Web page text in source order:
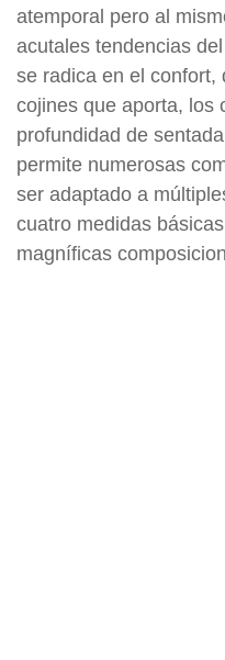
atemporal pero al
acutales tendencias
se radica en el
cojines que aporta, los
profundidad de
permite numerosas
ser adaptado a
cuatro medidas
magníficas